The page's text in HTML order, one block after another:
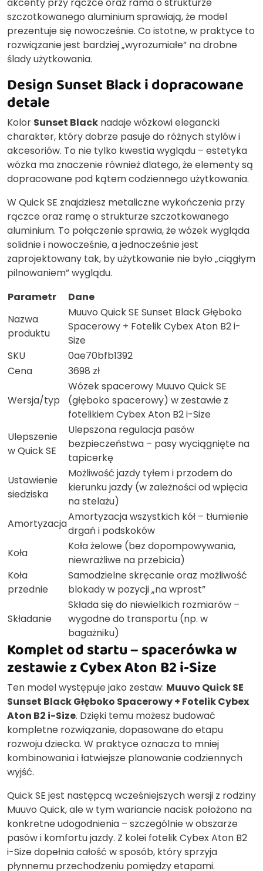
szczotkowanego aluminium sprawiają, że model
prezentuje się nowocześnie. Co istotne, w praktyce to
rozwiązanie jest bardziej „wyrozumiałe” na drobne
ślady użytkowania.
Design Sunset Black i dopracowane
detale
Kolor Sunset Black nadaje wózkowi elegancki
charakter, który dobrze pasuje do różnych stylów i
akcesoriów. To nie tylko kwestia wyglądu – estetyka
wózka ma znaczenie również dlatego, że elementy są
dopracowane pod kątem codziennego użytkowania.
W Quick SE znajdziesz metaliczne wykończenia przy
rączce oraz ramę o strukturze szczotkowanego
aluminium. To połączenie sprawia, że wózek wygląda
solidnie i nowocześnie, a jednocześnie jest
zaprojektowany tak, by użytkowanie nie było „ciągłym
pilnowaniem” wyglądu.
Parametr
Dane
Nazwa
produktu
Muuvo Quick SE Sunset Black Głęboko
Spacerowy + Fotelik Cybex Aton B2 i-
Size
SKU
0ae70bfb1392
Cena
3698 zł
Wersja/typ
Wózek spacerowy Muuvo Quick SE
(głęboko spacerowy) w zestawie z
fotelikiem Cybex Aton B2 i-Size
Ulepszenie
w Quick SE
Ulepszona regulacja pasów
bezpieczeństwa – pasy wyciągnięte na
tapicerkę
Ustawienie
siedziska
Możliwość jazdy tyłem i przodem do
kierunku jazdy (w zależności od wpięcia
na stelażu)
Amortyzacja
Amortyzacja wszystkich kół – tłumienie
drgań i podskoków
Koła
Koła żelowe (bez dopompowywania,
niewrażliwe na przebicia)
Koła
przednie
Samodzielne skręcanie oraz możliwość
blokady w pozycji „na wprost”
Składanie
Składa się do niewielkich rozmiarów –
wygodne do transportu (np. w
bagażniku)
Komplet od startu – spacerówka w
zestawie z Cybex Aton B2 i-Size
Ten model występuje jako zestaw: Muuvo Quick SE
Sunset Black Głęboko Spacerowy + Fotelik Cybex
Aton B2 i-Size. Dzięki temu możesz budować
kompletne rozwiązanie, dopasowane do etapu
rozwoju dziecka. W praktyce oznacza to mniej
kombinowania i łatwiejsze planowanie codziennych
wyjść.
Quick SE jest następcą wcześniejszych wersji z rodziny
Muuvo Quick, ale w tym wariancie nacisk położono na
konkretne udogodnienia – szczególnie w obszarze
pasów i komfortu jazdy. Z kolei fotelik Cybex Aton B2
i-Size dopełnia całość w sposób, który sprzyja
płynnemu przechodzeniu pomiędzy etapami.